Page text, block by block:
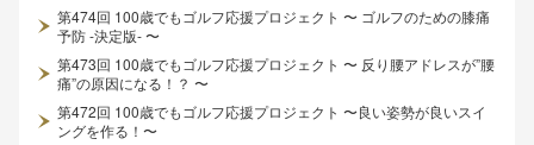
第474回 100歳でもゴルフ応援プロジェクト 〜 ゴルフのための膝痛
予防 -決定版- 〜
第473回 100歳でもゴルフ応援プロジェクト 〜 反り腰アドレスが”腰
痛”の原因になる！？ 〜
第472回 100歳でもゴルフ応援プロジェクト 〜良い姿勢が良いスイ
ングを作る！〜